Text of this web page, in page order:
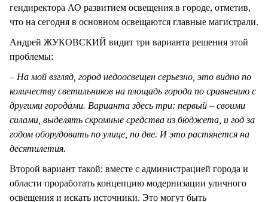
гендиректора АО развитием освещения в городе, отметив,
что на сегодня в основном освещаются главные магистрали.
Андрей ЖУКОВСКИЙ видит три варианта решения этой
проблемы:
– На мой взгляд, город недоосвещен серьезно, это видно по
количеству светильников на площадь города по сравнению с
другими городами. Варианта здесь три: первый – своими
силами, выделять скромные средства из бюджета, и год за
годом оборудовать по улице, по две. И это растянется на
десятилетия.
Второй вариант такой: вместе с администрацией города и
области проработать концепцию модернизации уличного
освещения и искать источники. Это могут быть